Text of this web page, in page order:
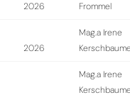
2026
Frommel
2026
Mag.a Irene
Mag.a Irene